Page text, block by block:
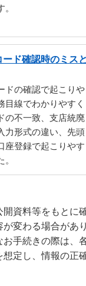
ド確認時のミスと
ドの確認で起こりや
目線でわかりやすく
の不一致、支店統廃
力形式の違い、先頭
座登録で起こりやす
資料等をもとに
変わる場合があり
手続きの際は、
定し、情報の正